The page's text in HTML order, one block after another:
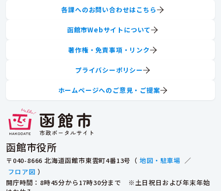
函館市役所
〒040-8666 北海道函館市東雲町4番13号（ 地図・駐車場 ／
フロア図 ）
開庁時間：8時45分から17時30分まで ※土日祝日および年末年始
各課へのお問い合わせはこちら
函館市Webサイトについて
著作権・免責事項・リンク
プライバシーポリシー
ホームページへのご意見・ご提案